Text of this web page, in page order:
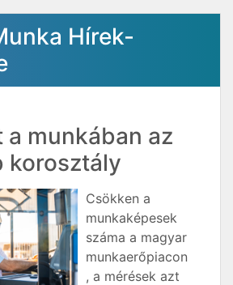
Hírek-
a munkában az
korosztály
Csökken a
munkaképesek
száma a magyar
munkaerőpiacon
, a mérések azt